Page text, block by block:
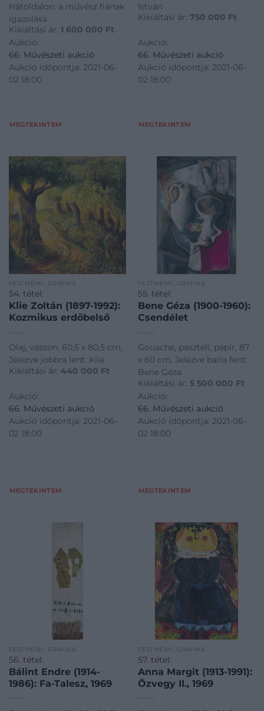
Hátoldalon: a művész fiának
igazolása
Kikiáltási ár: 1 600 000 Ft
Aukció:
66. Művészeti aukció
Aukció időpontja: 2021-06-
02 18:00
MEGTEKINTEM
István
Kikiáltási ár: 750 000 Ft
Aukció:
66. Művészeti aukció
Aukció időpontja: 2021-06-
02 18:00
MEGTEKINTEM
FESTMÉNY, GRAFIKA
54. tétel:
Klie Zoltán (1897-1992):
Kozmikus erdőbelső
Olaj, vászon, 60,5 x 80,5 cm,
Jelezve jobbra lent: Klie
Kikiáltási ár: 440 000 Ft
Aukció:
66. Művészeti aukció
Aukció időpontja: 2021-06-
02 18:00
MEGTEKINTEM
FESTMÉNY, GRAFIKA
55. tétel:
Bene Géza (1900-1960):
Csendélet
Gouache, pasztell, papír, 87
x 60 cm, Jelezve balra fent:
Bene Géza
Kikiáltási ár: 5 500 000 Ft
Aukció:
66. Művészeti aukció
Aukció időpontja: 2021-06-
02 18:00
MEGTEKINTEM
FESTMÉNY, GRAFIKA
56. tétel:
Bálint Endre (1914-
1986): Fa-Talesz, 1969
FESTMÉNY, GRAFIKA
57. tétel:
Anna Margit (1913-1991):
Özvegy II., 1969